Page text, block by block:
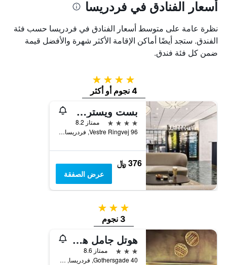
أسعار الفنادق في فردريسا
نظرة عامة على متوسط أسعار الفنادق في فردريسا حسب فئة
الفندق. ستجد أيضًا أماكن الإقامة الأكثر شهرة والأفضل قيمة
ضمن كل فئة فندق.
4 نجوم
4 نجوم أو أكثر
بست ويسترن بلس هوتل فرديشيا
4 نجوم
ممتاز 8.2
Vestre Ringvej 96, فردريسا, منطقة جنوب الدنمارك, الدانمارك
376 ﷼
عرض الصفقة
3 نجوم
3 نجوم
هوتل جامل هفان - جود نايت سليب تايت
3 نجوم
ممتاز 8.6
Gothersgade 40, فردريسا, منطقة جنوب الدنمارك, الدانمارك